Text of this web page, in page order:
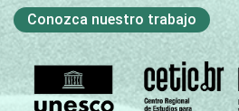
CONDIÇÃO
DE
ATIVIDADE
PEA
Não PEA
Conozca nuestro trabajo